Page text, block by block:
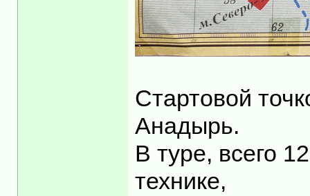
Стартовой
Анадырь.
В туре, всего
технике,